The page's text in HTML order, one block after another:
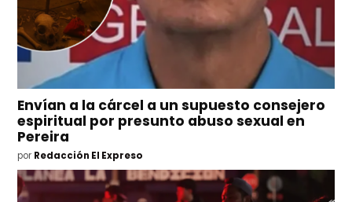
Envían a la cárcel a un supuesto consejero
espiritual por presunto abuso sexual en
Pereira
por Redacción El Expreso